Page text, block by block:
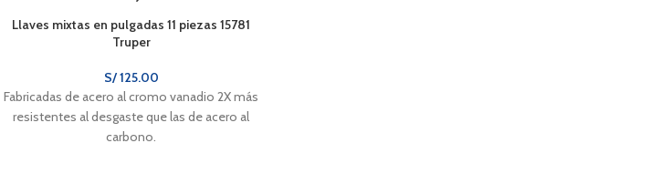
Llaves mixtas en pulgadas 11 piezas 15781
Truper
S/125.00
Fabricadas de acero al cromo vanadio 2X más
resistentes al desgaste que las de acero al
carbono.